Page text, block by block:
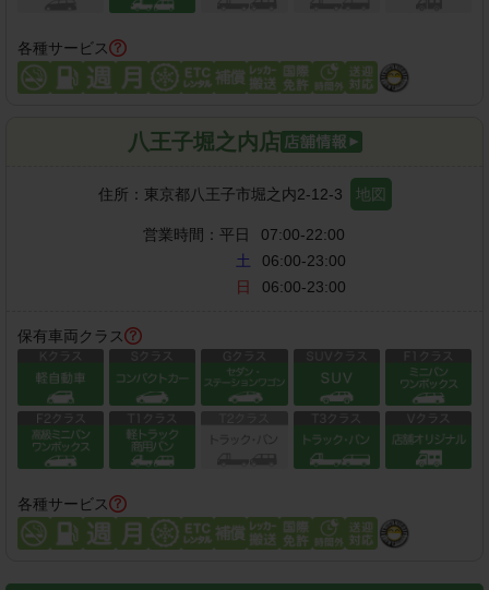
各種サービス
八王子堀之内店
住所： 東京都八王子市堀之内2-12-3 地図
営業時間： 平日
07:00-22:00
土
06:00-23:00
日
06:00-23:00
保有車両クラス
各種サービス